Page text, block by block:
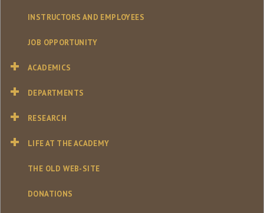
INSTRUCTORS AND EMPLOYEES
JOB OPPORTUNITY
ACADEMICS
DEPARTMENTS
RESEARCH
LIFE AT THE ACADEMY
THE OLD WEB-SITE
DONATIONS